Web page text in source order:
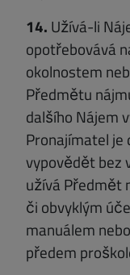
14. Užívá-li
opotřebovává
okolnostem
Předmětu
dalšího Nájem
Pronajímatel je
vypovědět bez
užívá Předmět
či obvyklým
manuálem
předem